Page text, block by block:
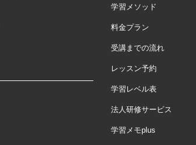
学習メソッド
料金プラン
受講までの流れ
レッスン予約
学習レベル表
法人研修サービス
学習メモplus